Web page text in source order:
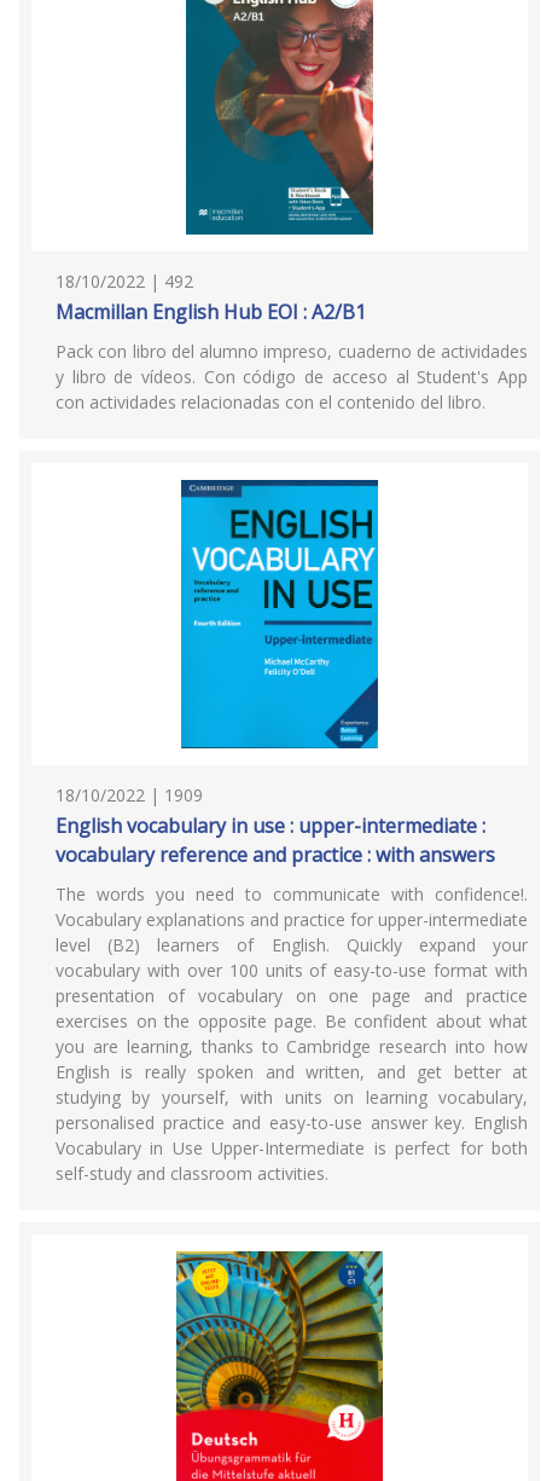
18/10/2022 | 492
Macmillan English Hub EOI : A2/B1
Pack con libro del alumno impreso, cuaderno de actividades
y libro de vídeos. Con código de acceso al Student's App
con actividades relacionadas con el contenido del libro.
18/10/2022 | 1909
English vocabulary in use : upper-intermediate :
vocabulary reference and practice : with answers
The words you need to communicate with confidence!.
Vocabulary explanations and practice for upper-intermediate
level (B2) learners of English. Quickly expand your
vocabulary with over 100 units of easy-to-use format with
presentation of vocabulary on one page and practice
exercises on the opposite page. Be confident about what
you are learning, thanks to Cambridge research into how
English is really spoken and written, and get better at
studying by yourself, with units on learning vocabulary,
personalised practice and easy-to-use answer key. English
Vocabulary in Use Upper-Intermediate is perfect for both
self-study and classroom activities.